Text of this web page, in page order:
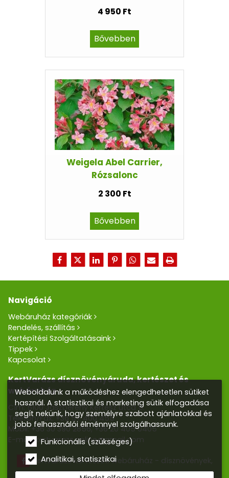
4 950 Ft
Bővebben
Weigela Abel Carrier,
Rózsalonc
2 300 Ft
Bővebben
Navigáció
Webáruház kategóriák
Rendelés, szállítás
Kertépítési Szolgáltatásaink
Tippek
Kapcsolat
KertVarázs dísznövényáruda, kertészet és
webáruház
Cím: 5100 Jászberény Kertész utca 5.
Telefon/Fax: +36 57 400 455
Mobil:+36 30 390 2856,+36 20 405 0405
E-mail:kertvarazs.online@gmail.com
Kertvarázs Kertészeti webáruház - dísznövények,
kerti tó, öntözőrendszerek
Weboldalunk a működéshez elengedhetetlen sütiket
használ. A statisztikai és marketing sütik elfogadása
segít nekünk, hogy személyre szabott ajánlatokkal és
jobb felhasználói élménnyel szolgálhassunk.
Funkcionális (szükséges)
Analitikai, statisztikai